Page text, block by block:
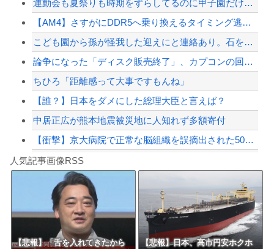
京大病院、手術ミスで50代女性患者を「植物状態」に 脳腫瘍摘出手術で腫瘍の無い部...
ジャンポケ斎藤と代理人のやりとり、「地獄すぎて完全にコントになってる……」と衝撃...
「外国人受け入れ反対」大幅増 若い世代で多く
【配信者】「金バエ」のSNS更新が1週間途絶え、様々な憶測が飛び交う。1週間ぶり...
Powered by livedoor 相互RSS
運動会も夏祭りも時期をずらしてるのに甲子園だけ変わらないのね
【AM4】さすがにDDR5へ乗り換えるタイミング逃し感が半端ない
こども園から孫が怪我した迎えにと連絡あり。石をどかしてミミズ集め足の上に石を落と...
論争になった「ディスク販売終了」、カプコンの回答と衝撃の詳細がコチラ・・・「え？...
ちひろ「距離感って大事ですもんね」
【誰？】日本をダメにした総理大臣と言えば？
中居正広が熊本地震被災地に人知れず多額寄付
【衝撃】京大病院で正常な脳組織を誤摘出された50代女性、手足も動かせず自発呼吸も...
寺田心さん(18)、筋トレした結果無事かわいくなる
8/4のニュース
日本旅行キャンセルすべきか…1万年ぶり史上最大級の火山の兆し＝韓国の反応
更新中止のお知らせ
人気記事画像RSS
【悲報】「舌を入れてきたから
【悲報】日本、高市円安ホクホ